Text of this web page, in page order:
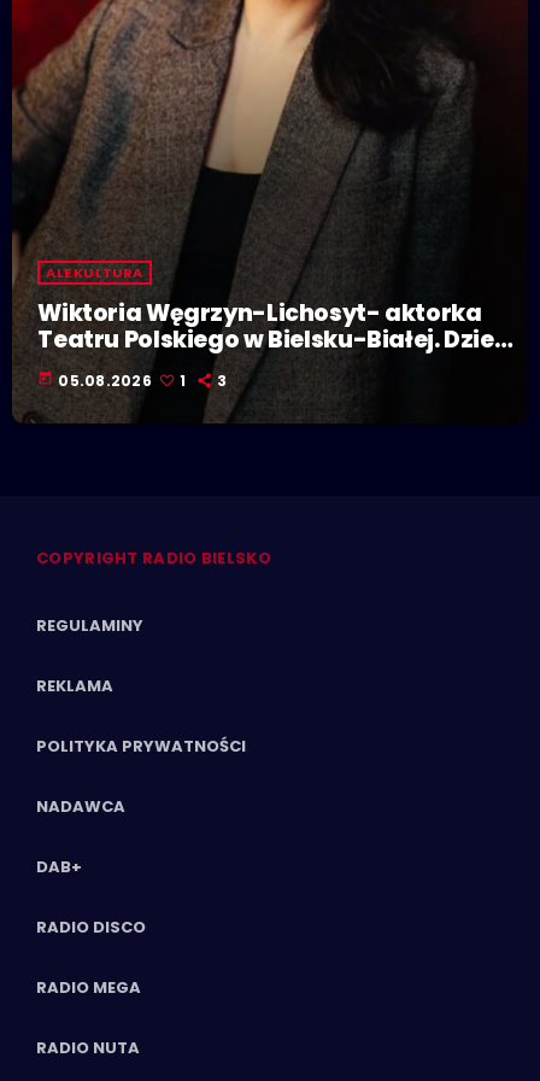
ALE KULTURA
Wiktoria Węgrzyn-Lichosyt- aktorka
Teatru Polskiego w Bielsku-Białej. Dzieje
się w Polskiej Stolicy Kultury!
today 05.08.2026 1 3
COPYRIGHT RADIO BIELSKO
REGULAMINY
REKLAMA
POLITYKA PRYWATNOŚCI
NADAWCA
DAB+
RADIO DISCO
RADIO MEGA
RADIO NUTA